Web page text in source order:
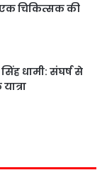
चिकित्सक की
धामी: संघर्ष से